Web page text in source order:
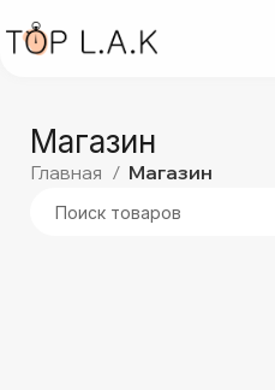
Магазин
Главная Магазин